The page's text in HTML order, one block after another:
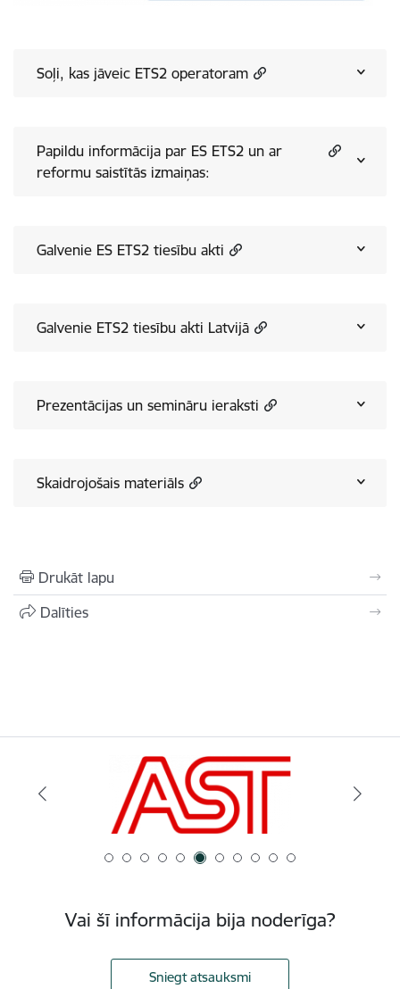
Soļi, kas jāveic ETS2 operatoram
Papildu informācija par ES ETS2 un ar
reformu saistītās izmaiņas:
Galvenie ES ETS2 tiesību akti
Galvenie ETS2 tiesību akti Latvijā
Prezentācijas un semināru ieraksti
Skaidrojošais materiāls
Drukāt lapu
Dalīties
Vai šī informācija bija noderīga?
Sniegt atsauksmi